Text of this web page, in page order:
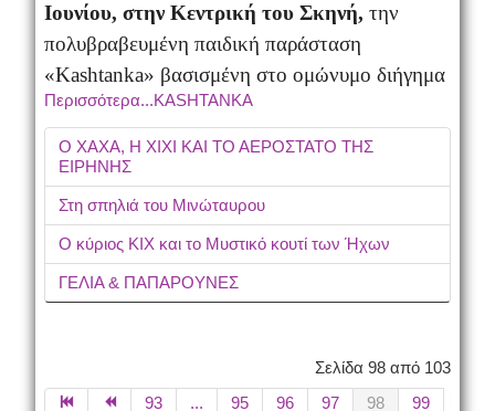
Ιουνίου, στην Κεντρική του Σκηνή, την
πολυβραβευμένη παιδική παράσταση
«Kashtanka» βασισμένη στο ομώνυμο διήγημα
Περισσότερα...KASHTANKA
Ο ΧΑΧΑ, Η ΧΙΧΙ ΚΑΙ ΤΟ ΑΕΡΟΣΤΑΤΟ ΤΗΣ
ΕΙΡΗΝΗΣ
Στη σπηλιά του Μινώταυρου
Ο κύριος ΚΙΧ και το Μυστικό κουτί των Ήχων
ΓΕΛΙΑ & ΠΑΠΑΡΟΥΝΕΣ
Σελίδα 98 από 103
93
... 95 96 97 98 99